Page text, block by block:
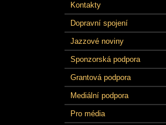
Kontakty
Dopravní spojení
Jazzové noviny
Sponzorská podpora
Grantová podpora
Mediální podpora
Pro média